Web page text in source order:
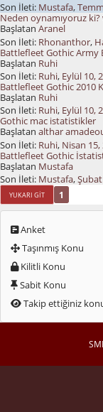
Son İleti: Mustafa,
Neden oynamıyoruz ki?
Başlatan Aranel
Son İleti: Rhonanthor,
Battlefleet Gothic Army
Başlatan Ruhi
Son İleti: Ruhi, Eylül 10,
Battlefleet Gothic 2010
Başlatan Ruhi
Son İleti: Ruhi, Eylül 10,
Gothic mac istatistikler
Başlatan althar
Son İleti: Ruhi, Nisan 15,
Battlefleet Gothic
Başlatan Mustafa
Son İleti: Mustafa,Şubat
YUKARI GIT 1
Anket
Taşınmış Konu
Kilitli Konu
Sabit Konu
Takip ettiğiniz